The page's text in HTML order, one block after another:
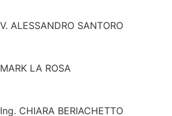
V. ALESSANDRO SANTORO
MARK LA ROSA
Ing. CHIARA BERIACHETTO